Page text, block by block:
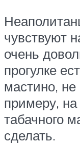
чувствуют
очень
прогулке
мастино,
примеру,
табачного
сделать.